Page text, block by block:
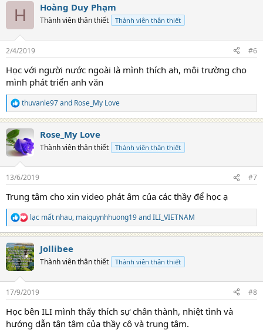
s
H Hoàng Duy Phạm
Thành viên thân thiết Thành viên thân thiết
2/4/2019 #6
Học với người nước ngoài là mình thích ah, môi trường cho
mình phát triển anh văn
R
e
a
c
t
i
s
thuvanle97and Rose_My Love
Rose_My Love
Thành viên thân thiết Thành viên thân thiết
13/6/2019 #7
Trung tâm cho xin video phát âm của các thầy để học ạ
R
e
c
t
i
s
lạc mất nhau, maiquynhhuong19andILI_VIETNAM
Jollibee
Thành viên thân thiết Thành viên thân thiết
17/9/2019 #8
Học bên ILI mình thấy thích sự chân thành, nhiệt tình và
hướng dẫn tận tâm của thầy cô và trung tâm.